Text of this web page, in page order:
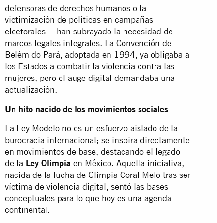
defensoras de derechos humanos o la
victimización de políticas en campañas
electorales— han subrayado la necesidad de
marcos legales integrales. La Convención de
Belém do Pará, adoptada en 1994, ya obligaba a
los Estados a combatir la violencia contra las
mujeres, pero el auge digital demandaba una
actualización.
Un hito nacido de los movimientos sociales
La Ley Modelo no es un esfuerzo aislado de la
burocracia internacional; se inspira directamente
en movimientos de base, destacando el legado
de la Ley Olimpia en México. Aquella iniciativa,
nacida de la lucha de Olimpia Coral Melo tras ser
víctima de violencia digital, sentó las bases
conceptuales para lo que hoy es una agenda
continental.